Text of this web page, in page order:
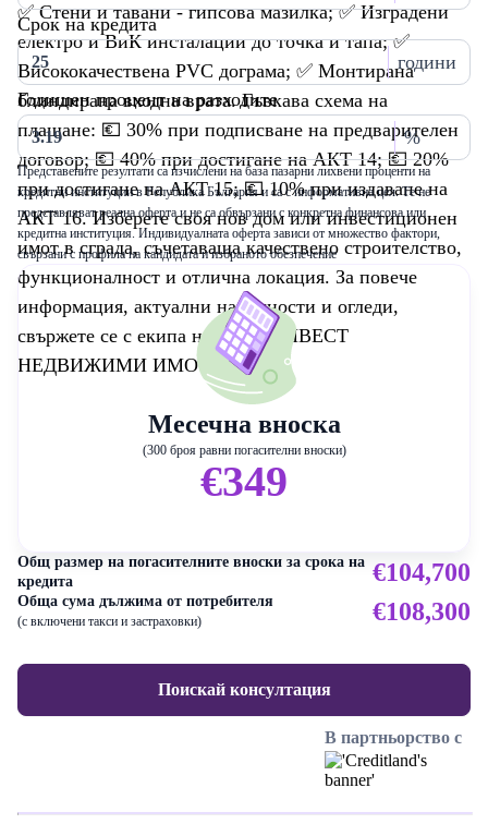
✅ Стени и тавани - гипсова мазилка; ✅ Изградени
електро и ВиК инсталации до точка и тапа; ✅
Висококачествена PVC дограма; ✅ Монтирана
блиндирана входна врата. Гъвкава схема на
плащане: 💶 30% при подписване на предварителен
договор; 💶 40% при достигане на АКТ 14; 💶 20%
при достигане на АКТ 15; 💶 10% при издаване на
АКТ 16. Изберете своя нов дом или инвестиционен
имот в сграда, съчетаваща качествено строителство,
функционалност и отлична локация. За повече
информация, актуални наличности и огледи,
свържете се с екипа на БЕСТ ИНВЕСТ
НЕДВИЖИМИ ИМОТИ.
Срок на кредита
години
Годишен процент на разходите
%
Представените резултати са изчислени на база пазарни лихвени проценти на
кредитни институции в Република България и са с информативна цел. Те не
представляват реална оферта и не са обвързани с конкретна финансова или
кредитна институция. Индивидуалната оферта зависи от множество фактори,
свързани с профила на кандидата и избраното обезпечение
Месечна вноска
(300 броя равни погасителни вноски)
€349
Общ размер на погасителните вноски за срока на
кредита
€104,700
Обща сума дължима от потребителя
(с включени такси и застраховки) €108,300
Поискай консултация
В партньорство с